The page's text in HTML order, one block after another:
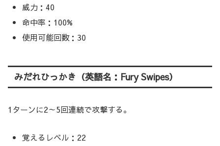
威力：40
命中率：100%
使用可能回数：30
みだれひっかき（英語名：Fury Swipes）
1ターンに2～5回連続で攻撃する。
覚えるレベル：22